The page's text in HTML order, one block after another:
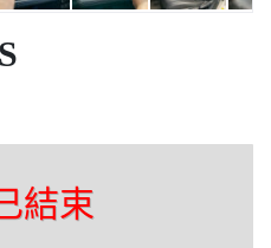
結束